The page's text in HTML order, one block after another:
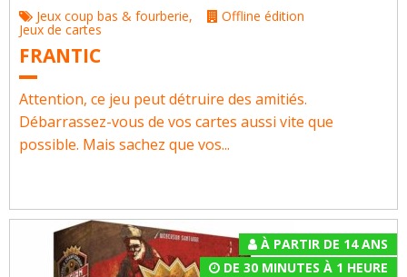
Jeux coup bas & fourberie,
Jeux de cartes
Offline édition
FRANTIC
Attention, ce jeu peut détruire des amitiés.
Débarrassez-vous de vos cartes aussi vite que
possible. Mais sachez que vos...
À PARTIR DE 14 ANS
DE 30 MINUTES À 1 HEURE